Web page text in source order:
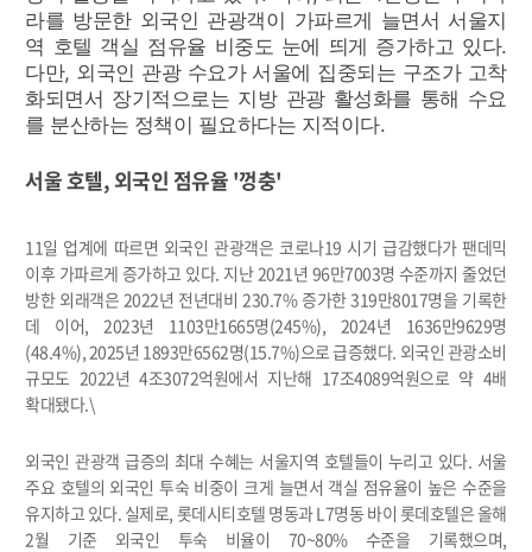
라를 방문한 외국인 관광객이 가파르게 늘면서 서울지
역 호텔 객실 점유율 비중도 눈에 띄게 증가하고 있다.
다만, 외국인 관광 수요가 서울에 집중되는 구조가 고착
화되면서 장기적으로는 지방 관광 활성화를 통해 수요
를 분산하는 정책이 필요하다는 지적이다.
서울 호텔, 외국인 점유율 '껑충'
11일 업계에 따르면 외국인 관광객은 코로나19 시기 급감했다가 팬데믹
이후 가파르게 증가하고 있다. 지난 2021년 96만7003명 수준까지 줄었던
방한 외래객은 2022년 전년대비 230.7% 증가한 319만8017명을 기록한
데 이어, 2023년 1103만1665명(245%), 2024년 1636만9629명
(48.4%), 2025년 1893만6562명(15.7%)으로 급증했다. 외국인 관광소비
규모도 2022년 4조3072억원에서 지난해 17조4089억원으로 약 4배
확대됐다.\
외국인 관광객 급증의 최대 수혜는 서울지역 호텔들이 누리고 있다. 서울
주요 호텔의 외국인 투숙 비중이 크게 늘면서 객실 점유율이 높은 수준을
유지하고 있다. 실제로, 롯데시티호텔 명동과 L7명동 바이 롯데호텔은 올해
2월 기준 외국인 투숙 비율이 70~80% 수준을 기록했으며,